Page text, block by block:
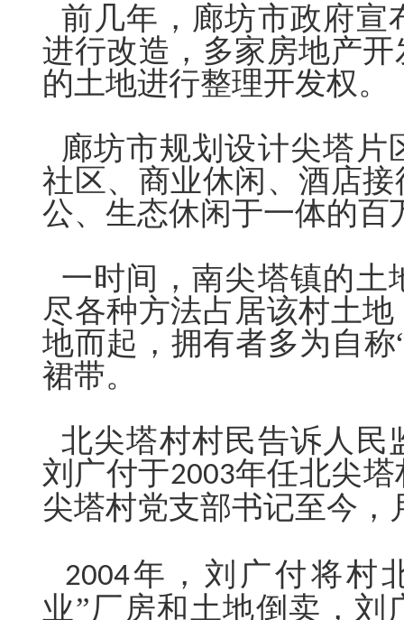
前几年，廊坊市政府宣
进行改造，多家房地产
的土地进行整理开发权。
廊坊市规划设计尖塔片
社区、商业休闲、酒店
公、生态休闲于一体的百
一时间，南尖塔镇的土
尽各种方法占居该村土
地而起，拥有者多为自
裙带。
北尖塔村村民告诉人民
刘广付于2003年任北尖
尖塔村党支部书记至今，
2004年，刘广付将村
业”厂房和土地倒卖，刘